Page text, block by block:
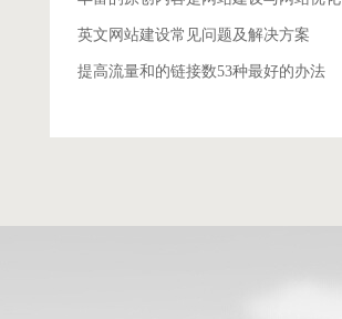
英文网站建设常见问题及解决方案
提高流量和的链接数53种最好的办法